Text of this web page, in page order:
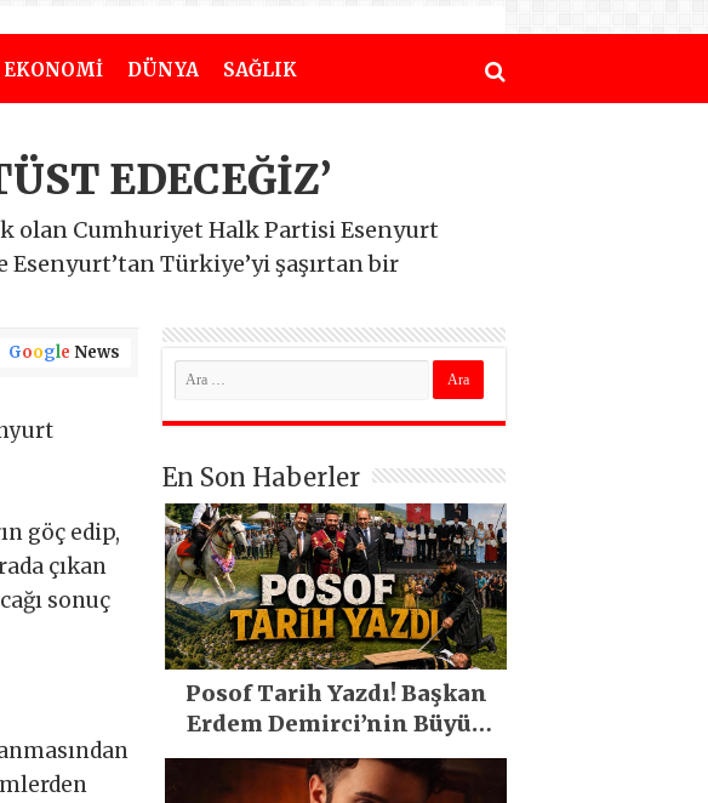
EKONOMİ DÜNYA SAĞLIK
EDECEĞİZ’
olan Cumhuriyet Halk Partisi Esenyurt
Türkiye’yi şaşırtan bir
Google News
göç edip,
çıkan
sonuç
En Son Haberler
Posof Tarih Yazdı! Başkan
Erdem Demirci’nin Büyük
Emeğiyle Son Yılların En
Büyük Festivali Gerçekleşti